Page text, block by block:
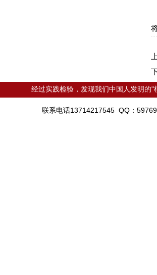
经过实践检验，发现我们中国人发明的
联系电话13714217545 QQ：